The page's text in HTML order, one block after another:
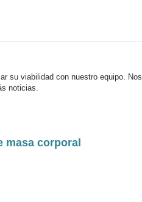
su viabilidad con nuestro equipo. Nos
noticias.
masa corporal